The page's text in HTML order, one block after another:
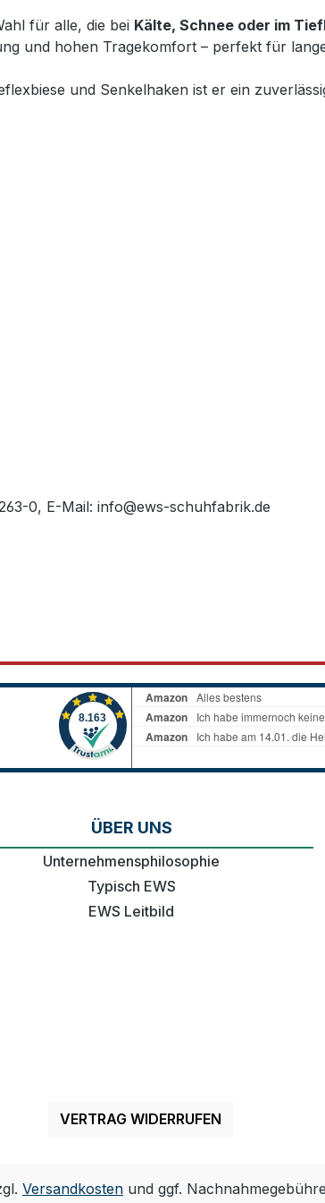
für alle, die bei Kälte, Schnee oder im
und hohen Tragekomfort – perfekt für
und Senkelhaken ist er ein
0, E-Mail: info@ews-schuhfabrik.de
ÜBER UNS
Unternehmensphilosophie
Typisch EWS
EWS Leitbild
VERTRAG WIDERRUFEN
Versandkosten und ggf.